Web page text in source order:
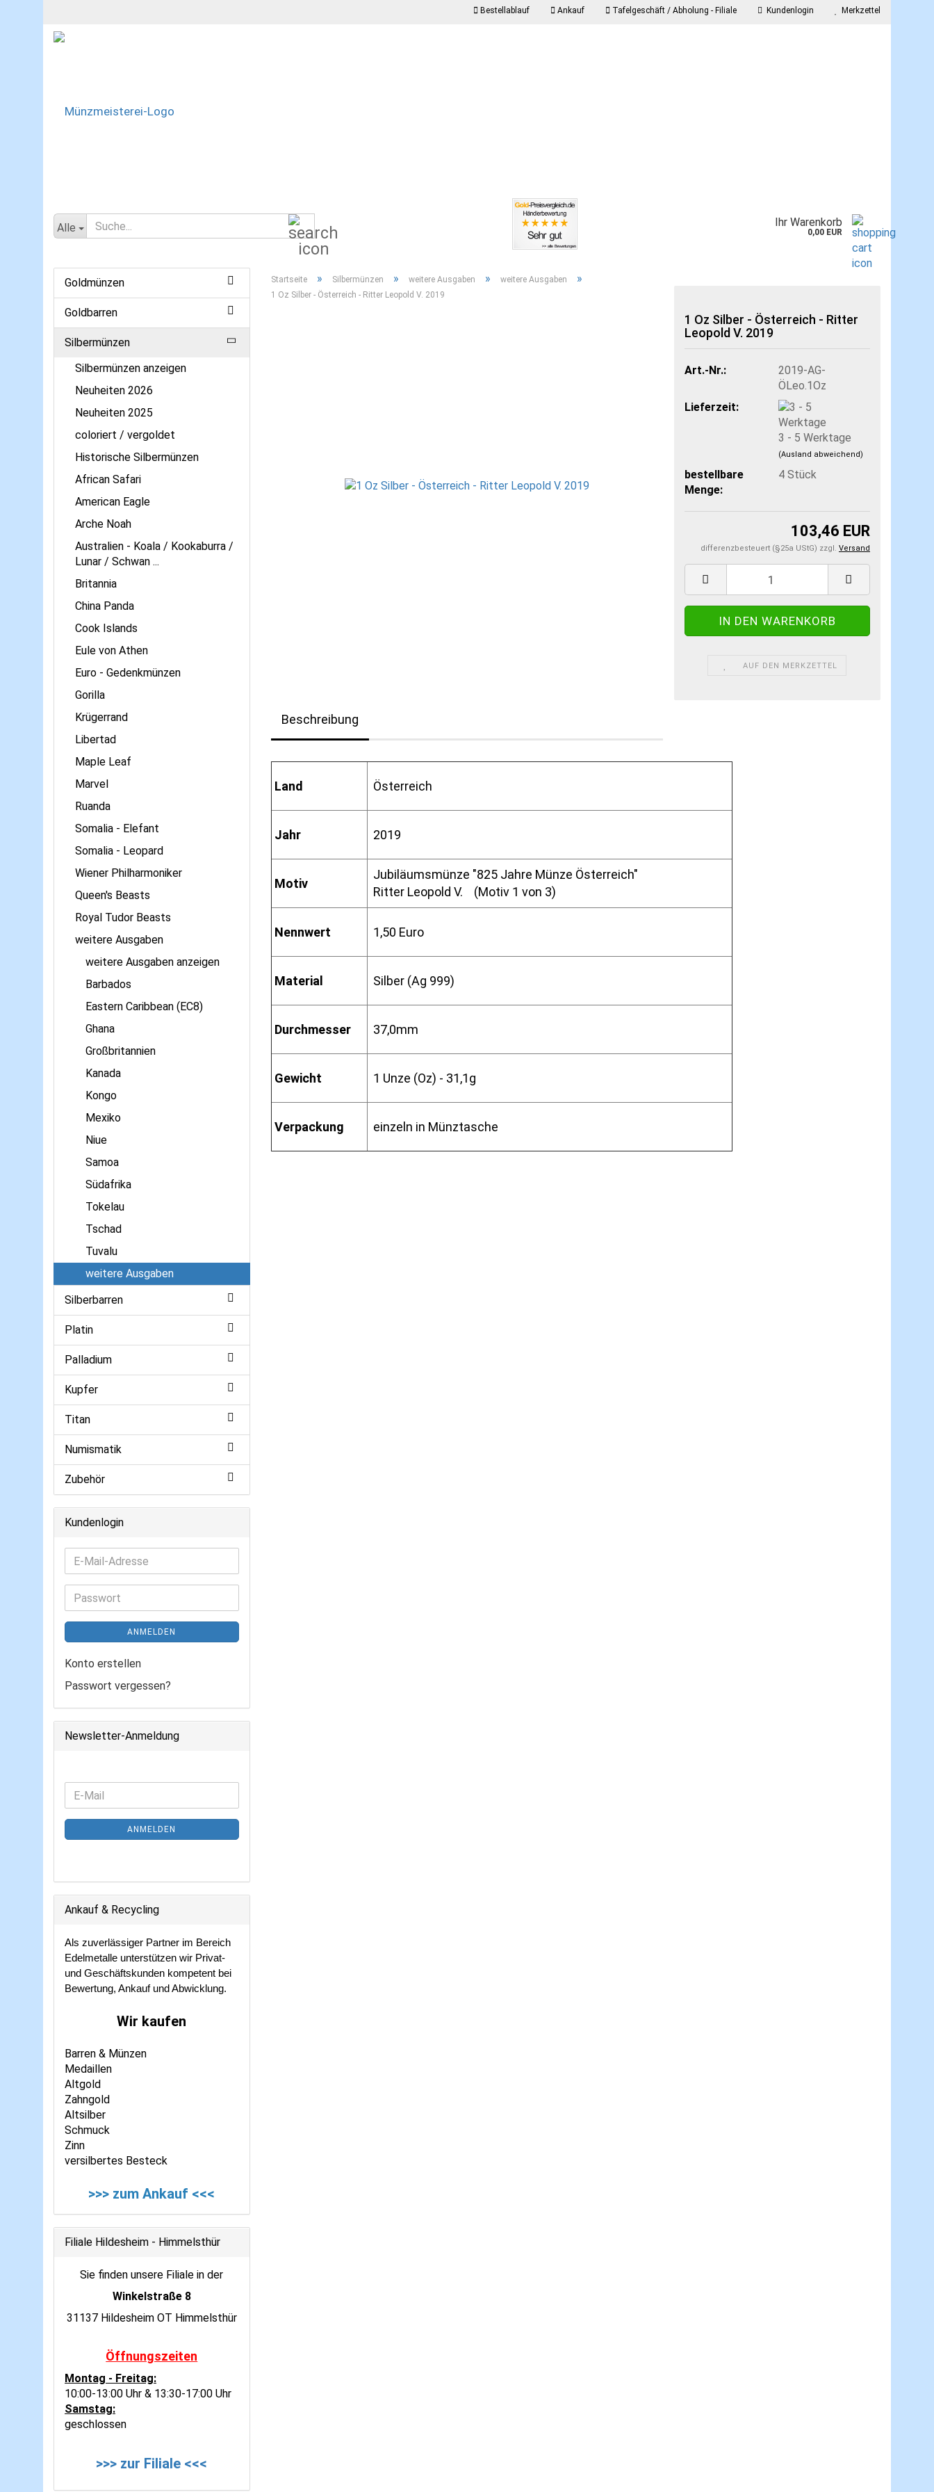
Bestellablauf Ankauf Tafelgeschäft / Abholung - Filiale Kundenlogin Merkzettel
Alle Ihr Warenkorb
0,00 EUR
Startseite » Silbermünzen » weitere Ausgaben » weitere Ausgaben »
1 Oz Silber - Österreich - Ritter Leopold V. 2019
1 Oz Silber - Österreich - Ritter
Leopold V. 2019
Art.-Nr.:
2019-AG-
ÖLeo.1Oz
Lieferzeit:
3 - 5 Werktage
(Ausland abweichend)
bestellbare
Menge:
4 Stück
103,46 EUR
differenzbesteuert (§25a UStG) zzgl. Versand
AUF DEN MERKZETTEL
Beschreibung
Land Österreich
Jahr 2019
Motiv
Jubiläumsmünze "825 Jahre Münze Österreich"
Ritter Leopold V. (Motiv 1 von 3)
Nennwert 1,50 Euro
Material Silber (Ag 999)
Durchmesser 37,0mm
Gewicht 1 Unze (Oz) - 31,1g
Verpackung einzeln in Münztasche
Goldmünzen
Goldbarren
Silbermünzen
Silbermünzen anzeigen
Neuheiten 2026
Neuheiten 2025
coloriert / vergoldet
Historische Silbermünzen
African Safari
American Eagle
Arche Noah
Australien - Koala / Kookaburra /
Lunar / Schwan ...
Britannia
China Panda
Cook Islands
Eule von Athen
Euro - Gedenkmünzen
Gorilla
Krügerrand
Libertad
Maple Leaf
Marvel
Ruanda
Somalia - Elefant
Somalia - Leopard
Wiener Philharmoniker
Queen's Beasts
Royal Tudor Beasts
weitere Ausgaben
weitere Ausgaben anzeigen
Barbados
Eastern Caribbean (EC8)
Ghana
Großbritannien
Kanada
Kongo
Mexiko
Niue
Samoa
Südafrika
Tokelau
Tschad
Tuvalu
weitere Ausgaben
Silberbarren
Platin
Palladium
Kupfer
Titan
Numismatik
Zubehör
Kundenlogin
E-
Mail-
Adresse
Passwort
ANMELDEN
Konto erstellen
Passwort vergessen?
Newsletter-Anmeldung
WEITER
ZUR
NEWSLETTER-
ANMELDUNG
E-
Mail
ANMELDEN
Ankauf & Recycling
Als zuverlässiger Partner im Bereich
Edelmetalle unterstützen wir Privat-
und Geschäftskunden kompetent bei
Bewertung, Ankauf und Abwicklung.
Wir kaufen
Barren & Münzen
Medaillen
Altgold
Zahngold
Altsilber
Schmuck
Zinn
versilbertes Besteck
>>> zum Ankauf <<<
Filiale Hildesheim - Himmelsthür
Sie finden unsere Filiale in der
Winkelstraße 8
31137 Hildesheim OT Himmelsthür
Öffnungszeiten
Montag - Freitag:
10:00-13:00 Uhr & 13:30-17:00 Uhr
Samstag:
geschlossen
>>> zur Filiale <<<